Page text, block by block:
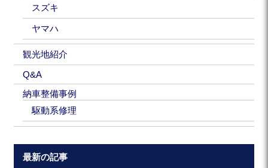
スズキ
ヤマハ
観光地紹介
Q&A
納車整備事例
駆動系修理
最新の記事